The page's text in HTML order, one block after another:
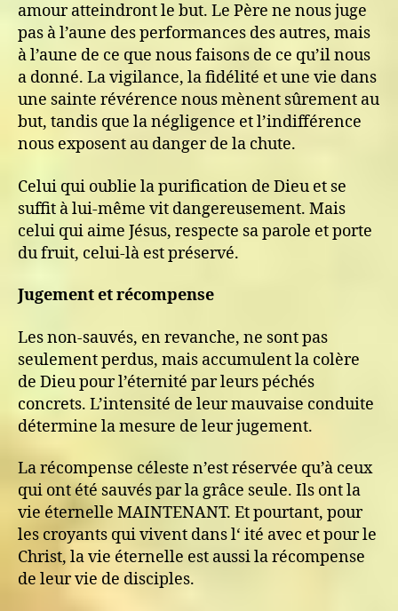
amour atteindront le but. Le Père ne nous juge
pas à l’aune des performances des autres, mais
à l’aune de ce que nous faisons de ce qu’il nous
a donné. La vigilance, la fidélité et une vie dans
une sainte révérence nous mènent sûrement au
but, tandis que la négligence et l’indifférence
nous exposent au danger de la chute.
Celui qui oublie la purification de Dieu et se
suffit à lui-même vit dangereusement. Mais
celui qui aime Jésus, respecte sa parole et porte
du fruit, celui-là est préservé.
Jugement et récompense
Les non-sauvés, en revanche, ne sont pas
seulement perdus, mais accumulent la colère
de Dieu pour l’éternité par leurs péchés
concrets. L’intensité de leur mauvaise conduite
détermine la mesure de leur jugement.
La récompense céleste n’est réservée qu’à ceux
qui ont été sauvés par la grâce seule. Ils ont la
vie éternelle MAINTENANT. Et pourtant, pour
les croyants qui vivent dans l‘ ité avec et pour le
Christ, la vie éternelle est aussi la récompense
de leur vie de disciples.